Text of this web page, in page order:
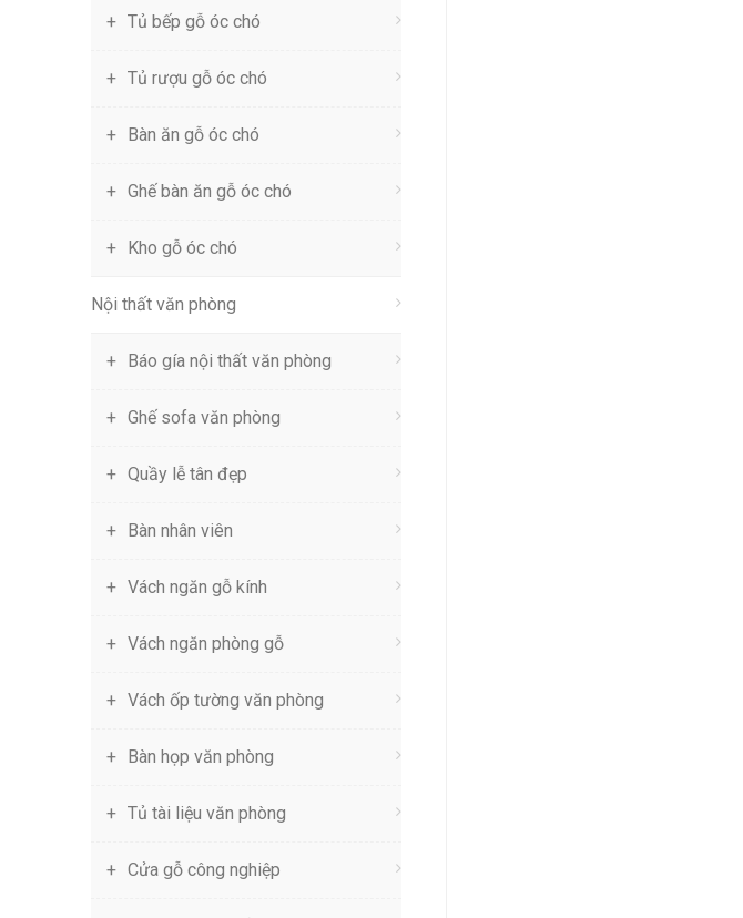
Tủ bếp gỗ óc chó
Tủ rượu gỗ óc chó
Bàn ăn gỗ óc chó
Ghế bàn ăn gỗ óc chó
Kho gỗ óc chó
Nội thất văn phòng
Báo gía nội thất văn phòng
Ghế sofa văn phòng
Quầy lễ tân đẹp
Bàn nhân viên
Vách ngăn gỗ kính
Vách ngăn phòng gỗ
Vách ốp tường văn phòng
Bàn họp văn phòng
Tủ tài liệu văn phòng
Cửa gỗ công nghiệp